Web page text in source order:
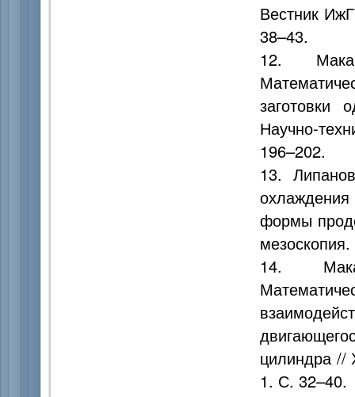
Вестник
38–43.
12.
заготовки
Научно-
196–202.
13.
охлаждения
формы
14.
цилиндра //
1. С. 32–40.